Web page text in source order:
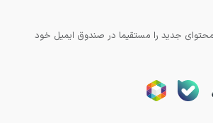
جدید را مستقیما در صندوق ایمیل خود